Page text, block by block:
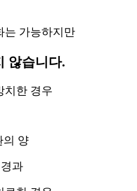
는 가능하지만
않습니다.
치한 경우
의 양
과